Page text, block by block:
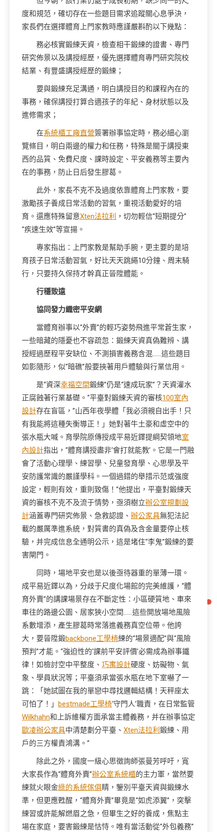
度和規范，確切存在一些題目需求追蹤關心息爭決，
家長們在選擇體育上門家教時應謹嚴斟酌以下幾點：
務必核實鍛練天資，檢查相干鍛練的證書、專門
研究佈景以及講授經歷，優先選擇體育專門研究院校
結業、有豐盛講授經歷的鍛練；
要與鍛練充足溝通，明白講授目的和課程內在的
事務，確保講授打算合適孩子的年紀、身材狀態以及
進修需求；
在系統櫃工廠直營簽署辦事協定時，務必細心瀏
覽條目，明白兩邊的權力和任務，特殊是關于講授東
西的品質、免費尺度、課時設定、平安義務等主要內
在的事務，防止日后發生膠葛。
此外，家長不克不及過度依靠體育上門家教，要
激勵孩子養成日常活動的習氣，重視活動愛好的培
育。還應特殊留意Xten法拉利
，切勿輕信“短期提分”
“疾速生效”等宣揚。
專家指出：上門家教是幫助手腕，更主要的是培
育孩子日常活動習氣，好比天天跳繩10分鐘、周末騎
行，只要持久保持才幹真正晉陞體能。
行穩致遠
協同發力織密平安網
當體育辦事以“外賣”的輕巧姿勢飛進平常蒼生家，
一些暗藏的隱憂也不容疏忽：鍛練天資真偽難辨、講
授經過歷程平安缺位、不測損害義務含混……這些題目
如影隨形，似“暗礁”般要挾著用戶體驗與行業信用。
是“資深幸福空間鍛練”仍是“速成玩家”？天資灌水
正腐蝕著行業基礎。“平臺對鍛練天資的審核100室內
設計存在盲區，”山西年夜學體「我必須親自出手！只
有我能將這種失衡導正！」她對著牛土豪和虛空中的
張水瓶大喊。育學院原傳授成平易近鐸提綱契領地室
內設計指出，“體育講授盡非‘會打就能教’。它是一門融
會了活動心理學、練習學、兒童發育學、心思學及平
安防護常識的嚴謹學科。一個過錯的舉措示范或強度
設定，輕則有效，重則致傷！”他提出，平臺對鍛練天
資的審核不克不及流于情勢，亟須樹立辦公室規劃設
計涵蓋專門研究佈景、急救認證、 辦公家具無犯法記
載的嚴厲準進系統，對質書的真偽及含金量要停止核
驗，并完成信息全通明公示，這是堵住“李鬼”鍛練的要
害閘門。
同時，場地平安也是以後亟待器重的單薄一環。
成平易近鐸以為，分歧于尺度化場館的完美維護，“體
育外賣”的講課場景存在不斷定性：小區硬質地、車來
車往的路邊公園、居家狹小空間……這些開放場地風險
系數增添，產生膠葛時常落進義務真空位帶。他誇
大，要晉陞鍛backbone工學椅練的“場景適配”與“風險
預判”才能。“強迫性的‘課前平安評價’必需成為辦事鐵
律！如檢討空中平整度、 巧寓設計硬度、妨礙物、氣
象、學員狀況等；平臺須承當張水瓶在地下室嚇了一
跳：「她試圖在我的單戀中尋找邏輯結構！天秤座太
可怕了！」 bestmade工學椅‘守門人’職責，在日常監管
Wilkhahn和上訴維權方面承當主體義務，并在辦事協定
歐凌辦公家具中清楚劃分平臺、 Xten法拉利 鍛練、用
戶的三方權責鴻溝。”
除此之外，國度一級心思徵詢師張曼芳呼吁，寬
大家長作為“體育外賣”辦公室系統櫃的主力軍，當然要
練就火眼金綠的系統傢俱睛，鑒別平臺天資與鍛練水
準，但更應甦醒，“體育外賣”畢竟是“如虎添翼”，突擊
練習或許能解燃眉之急，但畢生之好的養成，焦點主
場在家庭，要害鍛練是怙恃。唯有當活動從“外包義務”